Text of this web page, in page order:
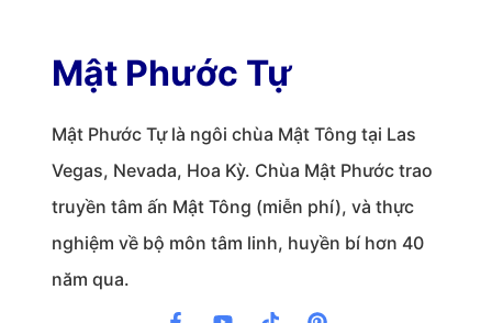
Mật Phước Tự
Mật Phước Tự là ngôi chùa Mật Tông tại Las
Vegas, Nevada, Hoa Kỳ. Chùa Mật Phước trao
truyền tâm ấn Mật Tông (miễn phí), và thực
nghiệm về bộ môn tâm linh, huyền bí hơn 40
năm qua.